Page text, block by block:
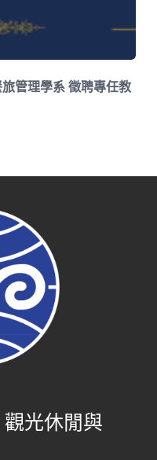
管理學系 徵聘專任教
光休閒與